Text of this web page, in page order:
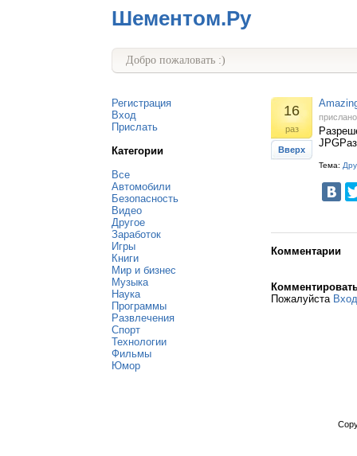
Шементом.Ру
Добро пожаловать :)
Регистрация
Вход
Прислать
Категории
Все
Автомобили
Безопасность
Видео
Другое
Заработок
Игры
Книги
Мир и бизнес
Музыка
Наука
Программы
Развлечения
Спорт
Технологии
Фильмы
Юмор
16
раз
Вверх
Тема:
Комментарии
Пожалуйста Вход